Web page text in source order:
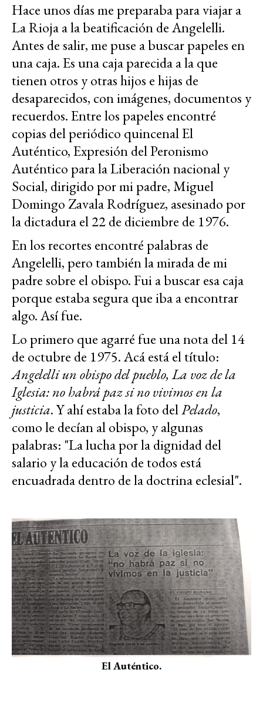
Hace unos días me preparaba para viajar a
La Rioja a la beatificación de Angelelli.
Antes de salir, me puse a buscar papeles en
una caja. Es una caja parecida a la que
tienen otros y otras hijos e hijas de
desaparecidos, con imágenes, documentos y
recuerdos. Entre los papeles encontré
copias del periódico quincenal El
Auténtico, Expresión del Peronismo
Auténtico para la Liberación nacional y
Social, dirigido por mi padre, Miguel
Domingo Zavala Rodríguez, asesinado por
la dictadura el 22 de diciembre de 1976.
En los recortes encontré palabras de
Angelelli, pero también la mirada de mi
padre sobre el obispo. Fui a buscar esa caja
porque estaba segura que iba a encontrar
algo. Así fue.
Lo primero que agarré fue una nota del 14
de octubre de 1975. Acá está el título:
Angelelli un obispo del pueblo, La voz de la
Iglesia: no habrá paz si no vivimos en la
justicia. Y ahí estaba la foto delPelado,
como le decían al obispo, y algunas
palabras: "La lucha por la dignidad del
salario y la educación de todos está
encuadrada dentro de la doctrina eclesial".
El Auténtico.